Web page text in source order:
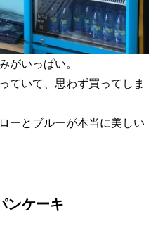
がいっぱい。
ていて、思わず買ってしま
ーとブルーが本当に美しい
ンケーキ